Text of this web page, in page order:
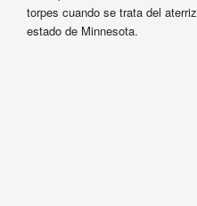
torpes cuando se trata del
estado de Minnesota.